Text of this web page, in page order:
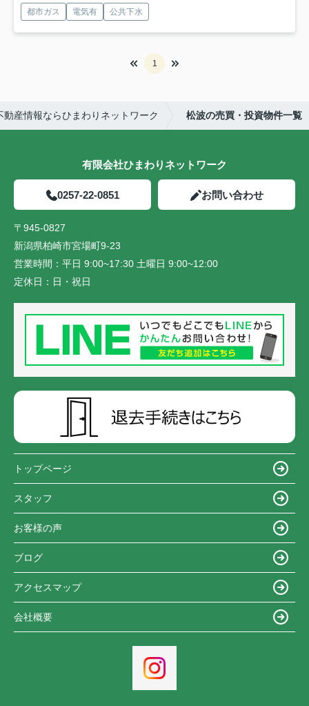
都市ガス 電気有 公共下水
1
動産情報ならひまわりネットワーク 松波の売買・投資物件一覧
有限会社ひまわりネットワーク
0257-22-0851 お問い合わせ
〒945-0827
新潟県柏崎市宮場町9-23
営業時間： 平日 9:00~17:30 土曜日 9:00~12:00
定休日： 日・祝日
トップページ
スタッフ
お客様の声
ブログ
アクセスマップ
会社概要